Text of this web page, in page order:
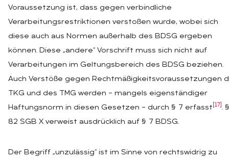
Voraussetzung ist, dass gegen verbindliche
Verarbeitungsrestriktionen verstoßen wurde, wobei sich
diese auch aus Normen außerhalb des BDSG ergeben
können. Diese „andere“ Vorschrift muss sich nicht auf
Verarbeitungen im Geltungsbereich des BDSG beziehen.
Auch Verstöße gegen Rechtmäßigkeitsvoraussetzungen
TKG und des TMG werden – mangels eigenständiger
Haftungsnorm in diesen Gesetzen – durch § 7 erfasst [17] .
82 SGB X verweist ausdrücklich auf § 7 BDSG.
Der Begriff „unzulässig“ ist im Sinne von rechtswidrig zu